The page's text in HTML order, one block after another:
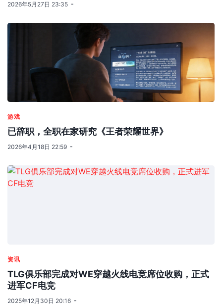
2026年5月27日 23:35
游戏
已辞职，全职在家研究《王者荣耀世界》
2026年4月18日 22:59
资讯
TLG俱乐部完成对WE穿越火线电竞席位收购，正式
进军CF电竞
2025年12月30日 20:16